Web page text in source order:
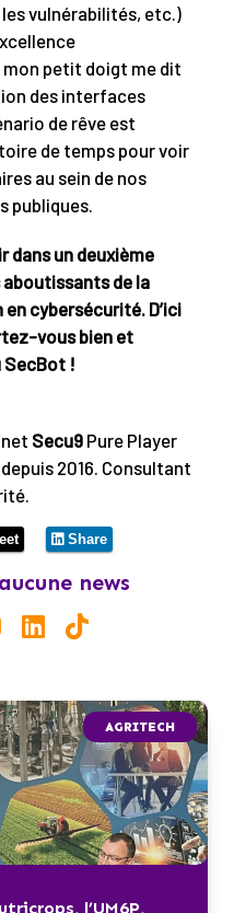
vulnérabilités, etc.)
petit doigt me dit
des interfaces
de rêve est
de temps pour voir
au sein de nos
publiques.
dans un deuxième
de la
cybersécurité. D’ici
vous bien et
SecBot !
Secu9 Pure Player
2016. Consultant
Share
news
AGRITECH
l’UM6P,